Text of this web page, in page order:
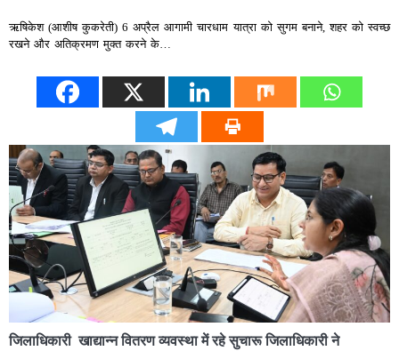
ऋषिकेश (आशीष कुकरेती) 6 अप्रैल आगामी चारधाम यात्रा को सुगम बनाने, शहर को स्वच्छ
रखने और अतिक्रमण मुक्त करने के…
जिलाधिकारी ‎ ‎खाद्यान्न वितरण व्यवस्था में रहे सुचारू जिलाधिकारी ने